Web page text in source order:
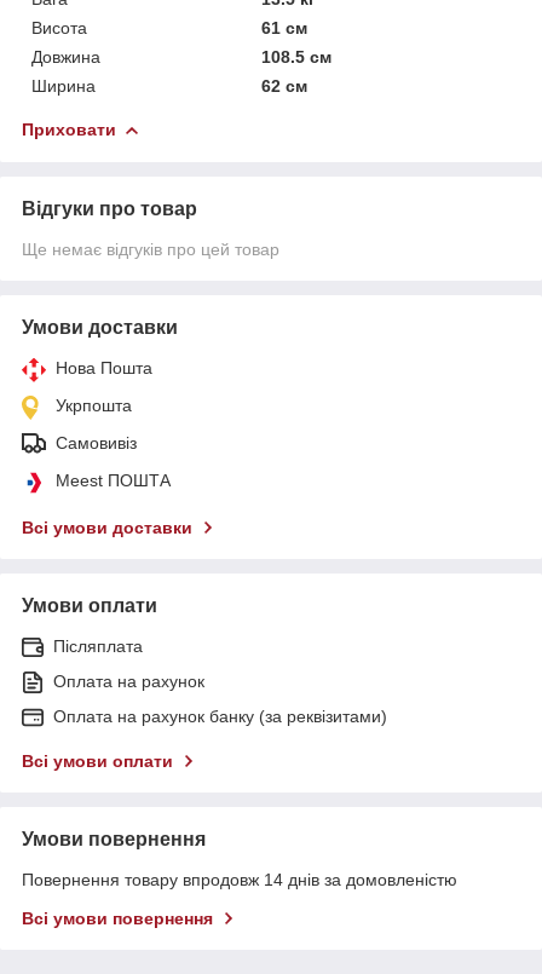
Висота
61 см
Довжина
108.5 см
Ширина
62 см
Приховати
Відгуки про товар
Ще немає відгуків про цей товар
Умови доставки
Нова Пошта
Укрпошта
Самовивіз
Meest ПОШТА
Всі умови доставки
Умови оплати
Післяплата
Оплата на рахунок
Оплата на рахунок банку (за реквізитами)
Всі умови оплати
Умови повернення
Повернення товару впродовж 14 днів за домовленістю
Всі умови повернення